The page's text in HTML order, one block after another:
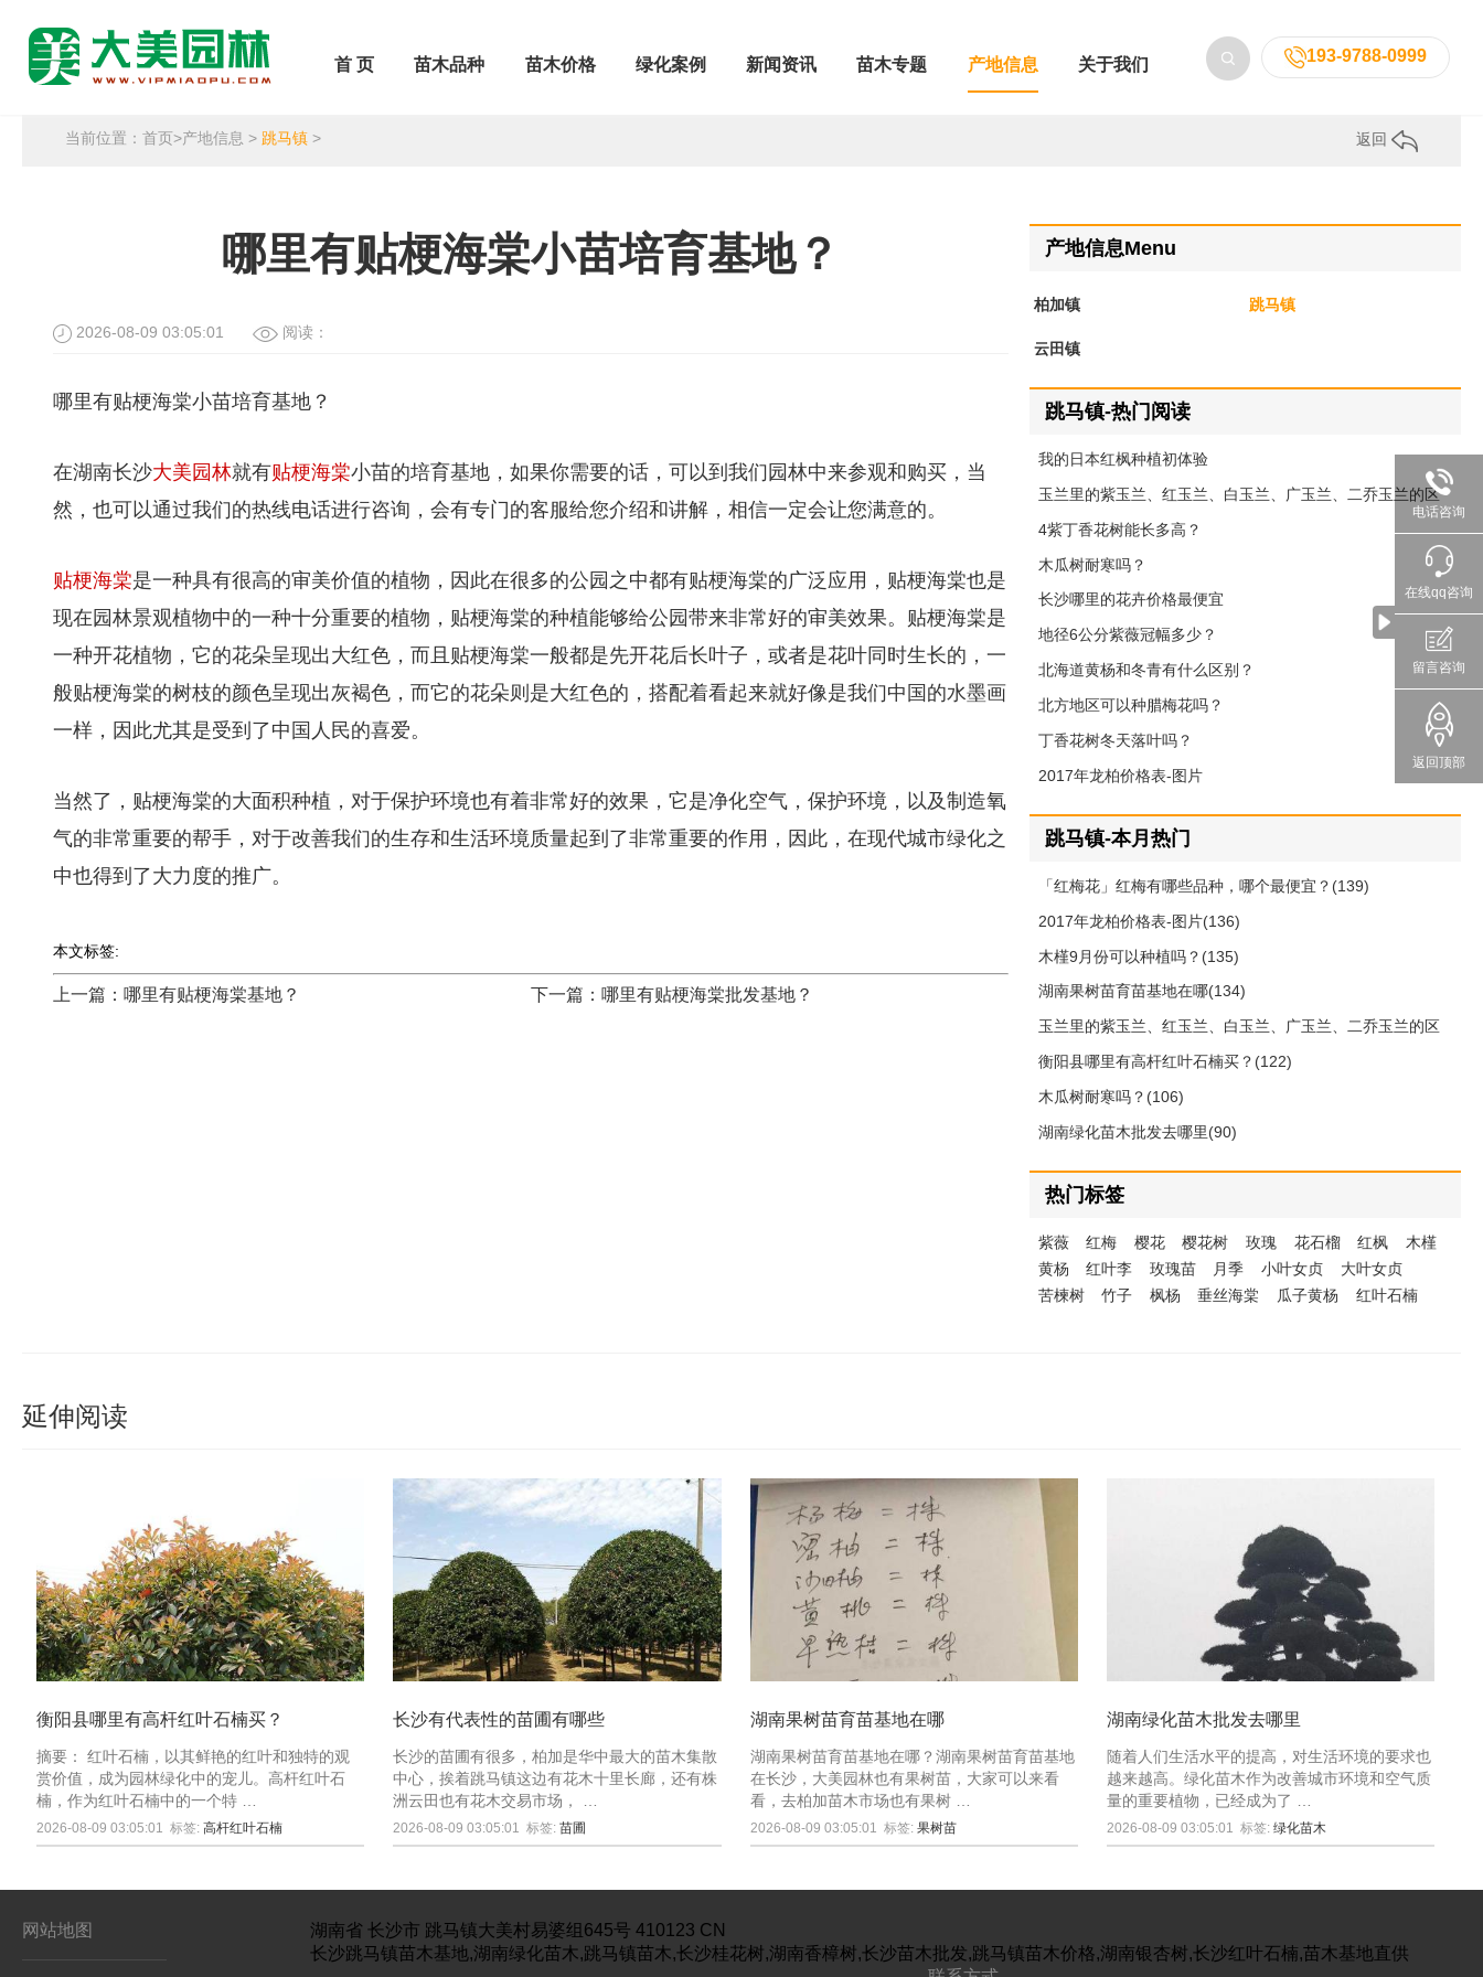
193-9788-0999
首 页 苗木品种 苗木价格 绿化案例 新闻资讯 苗木专题 产地信息 关于我们
电话咨询
在线qq咨询
留言咨询
返回顶部
当前位置：首页>产地信息 > 跳马镇 > 返回
哪里有贴梗海棠小苗培育基地？
2026-08-09 03:05:01 阅读：
哪里有贴梗海棠小苗培育基地？
在湖南长沙大美园林就有贴梗海棠小苗的培育基地，如果你需要的话，可以到我们园林中来参观和购买，当
然，也可以通过我们的热线电话进行咨询，会有专门的客服给您介绍和讲解，相信一定会让您满意的。
贴梗海棠是一种具有很高的审美价值的植物，因此在很多的公园之中都有贴梗海棠的广泛应用，贴梗海棠也是
现在园林景观植物中的一种十分重要的植物，贴梗海棠的种植能够给公园带来非常好的审美效果。贴梗海棠是
一种开花植物，它的花朵呈现出大红色，而且贴梗海棠一般都是先开花后长叶子，或者是花叶同时生长的，一
般贴梗海棠的树枝的颜色呈现出灰褐色，而它的花朵则是大红色的，搭配着看起来就好像是我们中国的水墨画
一样，因此尤其是受到了中国人民的喜爱。
当然了，贴梗海棠的大面积种植，对于保护环境也有着非常好的效果，它是净化空气，保护环境，以及制造氧
气的非常重要的帮手，对于改善我们的生存和生活环境质量起到了非常重要的作用，因此，在现代城市绿化之
中也得到了大力度的推广。
本文标签:
上一篇：哪里有贴梗海棠基地？ 下一篇：哪里有贴梗海棠批发基地？
产地信息Menu
柏加镇 跳马镇
云田镇
跳马镇-热门阅读
我的日本红枫种植初体验
玉兰里的紫玉兰、红玉兰、白玉兰、广玉兰、二乔玉兰的区
别
4紫丁香花树能长多高？
木瓜树耐寒吗？
长沙哪里的花卉价格最便宜
地径6公分紫薇冠幅多少？
北海道黄杨和冬青有什么区别？
北方地区可以种腊梅花吗？
丁香花树冬天落叶吗？
2017年龙柏价格表-图片
跳马镇-本月热门
「红梅花」红梅有哪些品种，哪个最便宜？(139)
2017年龙柏价格表-图片(136)
木槿9月份可以种植吗？(135)
湖南果树苗育苗基地在哪(134)
玉兰里的紫玉兰、红玉兰、白玉兰、广玉兰、二乔玉兰的区
别(126)
衡阳县哪里有高杆红叶石楠买？(122)
木瓜树耐寒吗？(106)
湖南绿化苗木批发去哪里(90)
热门标签
紫薇 红梅 樱花 樱花树 玫瑰 花石榴 红枫
木槿
黄杨
红叶李 玫瑰苗 月季 小叶女贞
大叶女贞
苦楝树
竹子 枫杨 垂丝海棠 瓜子黄杨 红叶石楠
延伸阅读
衡阳县哪里有高杆红叶石楠买？
摘要： 红叶石楠，以其鲜艳的红叶和独特的观
赏价值，成为园林绿化中的宠儿。高杆红叶石
楠，作为红叶石楠中的一个特 …
2026-08-09 03:05:01 标签:高杆红叶石楠
长沙有代表性的苗圃有哪些
长沙的苗圃有很多，柏加是华中最大的苗木集散
中心，挨着跳马镇这边有花木十里长廊，还有株
洲云田也有花木交易市场， …
2026-08-09 03:05:01 标签:苗圃
湖南果树苗育苗基地在哪
湖南果树苗育苗基地在哪？湖南果树苗育苗基地
在长沙，大美园林也有果树苗，大家可以来看
看，去柏加苗木市场也有果树 …
2026-08-09 03:05:01 标签: 果树苗
湖南绿化苗木批发去哪里
随着人们生活水平的提高，对生活环境的要求也
越来越高。绿化苗木作为改善城市环境和空气质
量的重要植物，已经成为了 …
2026-08-09 03:05:01 标签:绿化苗木
网站地图 湖南省 长沙市 跳马镇大美村易婆组645号 410123 CN
长沙跳马镇苗木基地,湖南绿化苗木,跳马镇苗木,长沙桂花树,湖南香樟树,长沙苗木批发,跳马镇苗木价格,湖南银杏树,长沙红叶石楠,苗木基地直供